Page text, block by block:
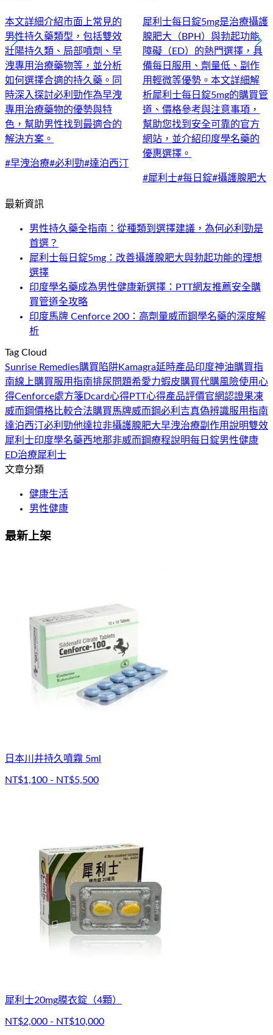
本文詳細介紹市面上常見的
男性持久藥類型，包括雙效
壯陽持久類、局部噴劑、早
洩專用治療藥物等，並分析
如何選擇合適的持久藥。同
時深入探討必利勁作為早洩
專用治療藥物的優勢與特
色，幫助男性找到最適合的
解決方案。
#早洩治療#必利勁#達泊西汀
犀利士每日錠5mg是治療攝護
腺肥大（BPH）與勃起功能
障礙（ED）的熱門選擇，具
備每日服用、劑量低、副作
用輕微等優勢。本文詳細解
析犀利士每日錠5mg的購買管
道、價格參考與注意事項，
幫助您找到安全可靠的官方
網站，並介紹印度學名藥的
優惠選擇。
#犀利士#每日錠#攝護腺肥大
最新資訊
男性持久藥全指南：從種類到選擇建議，為何必利勁是
首選？
犀利士每日錠5mg：改善攝護腺肥大與勃起功能的理想
選擇
印度學名藥成為男性健康新選擇：PTT網友推薦安全購
買管道全攻略
印度馬牌 Cenforce 200：高劑量威而鋼學名藥的深度解
析
Tag Cloud
Sunrise Remedies購買陷阱Kamagra延時產品印度神油購買指
南線上購買服用指南排尿問題希愛力蝦皮購買代購風險使用心
得Cenforce處方箋Dcard心得PTT心得產品評價官網認證果凍
威而鋼價格比較合法購買馬牌威而鋼必利吉真偽辨識服用指南
達泊西汀 必利勁他達拉非攝護腺肥大早洩治療副作用說明雙效
犀利士印度學名藥西地那非威而鋼療程說明每日錠男性健康
ED治療犀利士
文章分類
健康生活
男性健康
最新上架
日本川井持久噴霧 5ml
NT$1,100 - NT$5,500
犀利士20mg膜衣錠（4顆）
NT$2,000 - NT$10,000